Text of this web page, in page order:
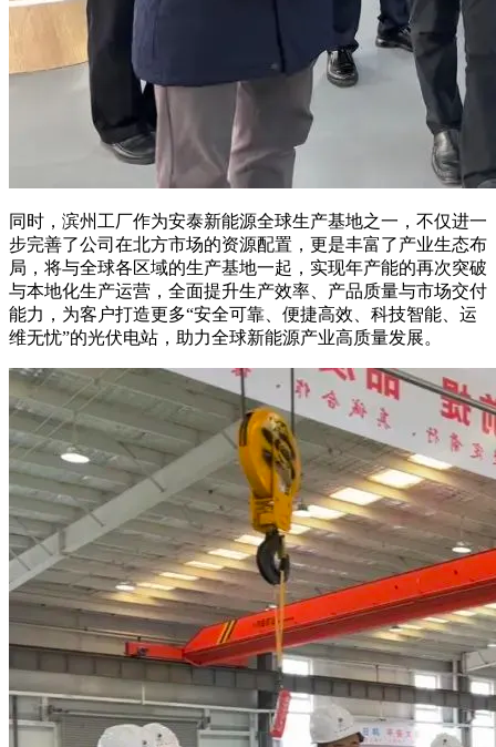
同时，滨州工厂作为安泰新能源全球生产基地之一，不仅进一
步完善了公司在北方市场的资源配置，更是丰富了产业生态布
局，将与全球各区域的生产基地一起，实现年产能的再次突破
与本地化生产运营，全面提升生产效率、产品质量与市场交付
能力，为客户打造更多“安全可靠、便捷高效、科技智能、运
维无忧”的光伏电站，助力全球新能源产业高质量发展。